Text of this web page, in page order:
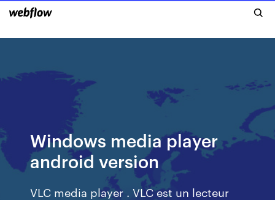
Windows media player
android version
VLC media player . VLC est un lecteur